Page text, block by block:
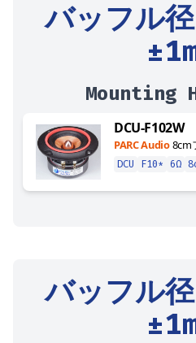
バッフル径
Mounting
DCU-F102W
PARC Audio8cm
DCU F10* 6Ω
バッフル径